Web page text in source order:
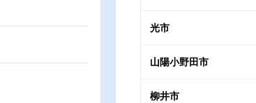
光市
山陽小野田市
柳井市